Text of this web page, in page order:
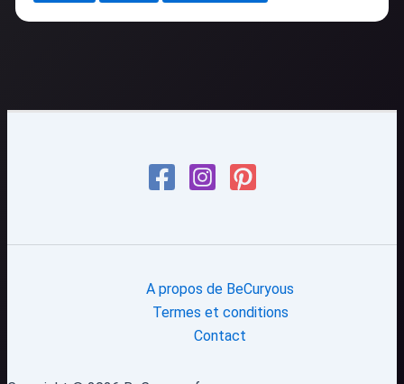
A propos de BeCuryous
Termes et conditions
Contact